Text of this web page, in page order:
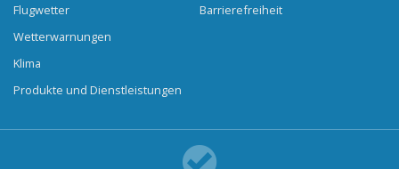
Flugwetter
Wetterwarnungen
Klima
Produkte und Dienstleistungen
Barrierefreiheit